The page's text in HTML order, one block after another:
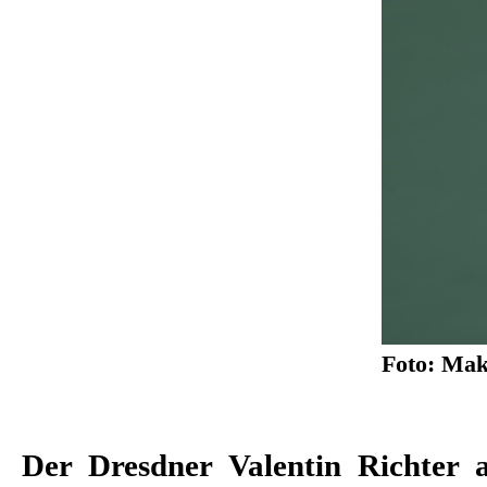
Foto:
Der Dresdner Valentin Richter
Bundeswettbewerb